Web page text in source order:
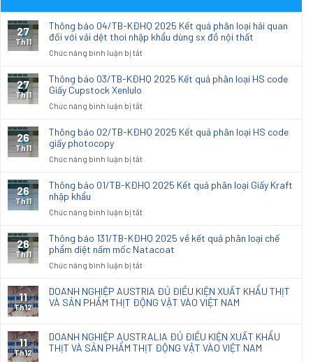
27
Th11
Thông báo 04/TB-KĐHQ 2025 Kết quả phân loại hải quan
đối với vải dệt thoi nhập khẩu dùng sx đồ nội thất
Chức năng bình luận bị tắtở
báo
2025
quả
loại
quan
thoi
nhập
khẩu
sx
đồ
27
Th11
Thông báo 03/TB-KĐHQ 2025 Kết quả phân loại HS code
Giấy Cupstock Xenlulo
Chức năng bình luận bị tắtở
báo
2025
quả
loại
code
Giấy
26
Th11
Thông báo 02/TB-KĐHQ 2025 Kết quả phân loại HS code
giấy photocopy
Chức năng bình luận bị tắtở
báo
2025
quả
phân
loại
code
giấy
26
Th11
Thông báo 01/TB-KĐHQ 2025 Kết quả phân loại Giấy Kraft
nhập khẩu
Chức năng bình luận bị tắtở
báo
01/TB-
2025
quả
phân
Kraft
nhập
26
Th11
Thông báo 131/TB-KĐHQ 2025 về kết quả phân loại chế
phẩm diệt nấm mốc Natacoat
Chức năng bình luận bị tắtở
báo
131/TB-
về
kết
11
Th12
DOANH NGHIỆP AUSTRIA ĐỦ ĐIỀU KIỆN XUẤT KHẨU THỊT
VÀ SẢN PHẨM THỊT ĐỘNG VẬT VÀO VIỆT NAM
11
Th12
DOANH NGHIỆP AUSTRALIA ĐỦ ĐIỀU KIỆN XUẤT KHẨU
THỊT VÀ SẢN PHẨM THỊT ĐỘNG VẬT VÀO VIỆT NAM